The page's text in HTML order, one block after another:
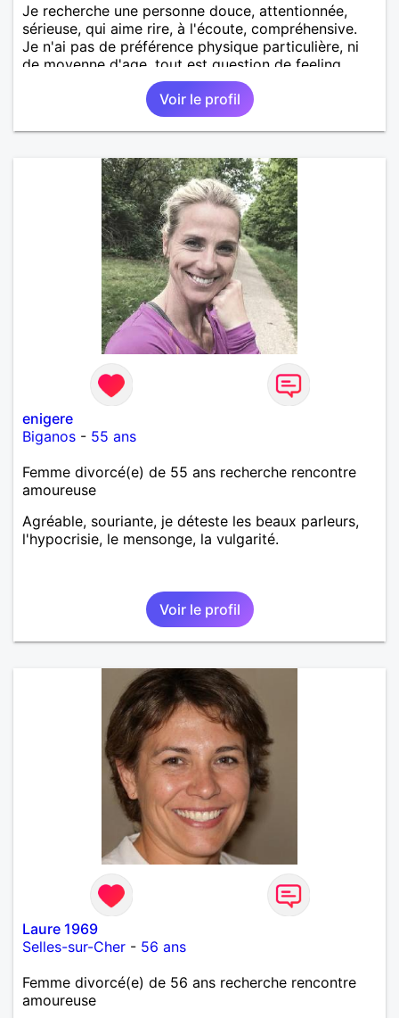
Je recherche une personne douce, attentionnée,
sérieuse, qui aime rire, à l'écoute, compréhensive.
Je n'ai pas de préférence physique particulière, ni
de moyenne d'age, tout est question de feeling.
Voir le profil
enigere
Biganos - 55 ans
Femme divorcé(e) de 55 ans recherche rencontre
amoureuse
Agréable, souriante, je déteste les beaux parleurs,
l'hypocrisie, le mensonge, la vulgarité.
Voir le profil
Laure 1969
Selles-sur-Cher - 56 ans
Femme divorcé(e) de 56 ans recherche rencontre
amoureuse